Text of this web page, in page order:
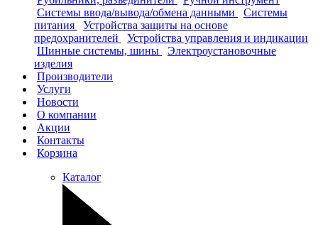
Системы ввода/вывода/обмена данными
Системы
питания
Устройства защиты на основе
предохранителей
Устройства управления и индикации
Шинные системы, шины
Электроустановочные
изделия
Производители
Услуги
Новости
О компании
Акции
Контакты
Корзина
Каталог